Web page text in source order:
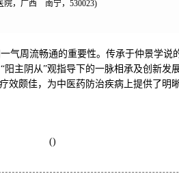
院，广西 南宁，530023)
气周流畅通的重要性。传承于仲景学说
主阴从”观指导下的一脉相承及创新发
效颇佳，为中医药防治疾病上提供了明
()